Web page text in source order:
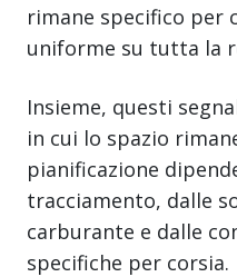
rimane specifico per
uniforme su tutta la
Insieme, questi
in cui lo spazio
pianificazione
tracciamento, dalle
carburante e dalle
specifiche per corsia.